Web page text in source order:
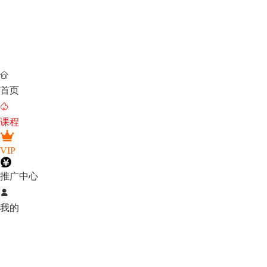

首页

课程
VIP
推广中心

我的